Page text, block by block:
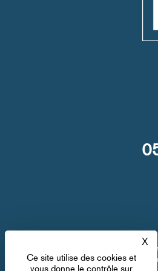
Ce site utilise des cookies et
vous donne le contrôle sur
X
Site
Crédit